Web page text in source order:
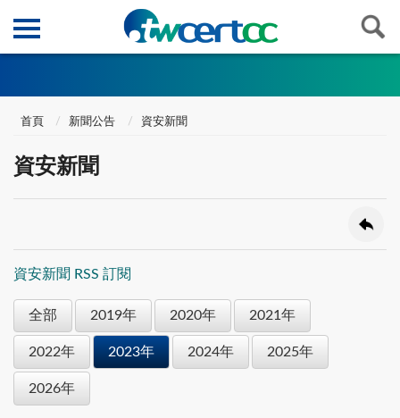
首頁 新聞公告 資安新聞
資安新聞
資安新聞 RSS 訂閱
全部 2019年 2020年 2021年
2022年 2023年 2024年 2025年
2026年